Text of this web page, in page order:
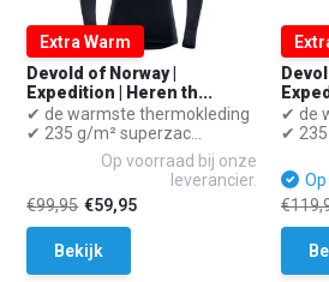
Extra Warm
Devold of Norway |
Expedition | Heren th...
✔ de warmste thermokleding
✔ 235 g/m² superzac...
Op voorraad bij onze
leverancier.
€99,95 €59,95
Bekijk
✔ de
✔ 235